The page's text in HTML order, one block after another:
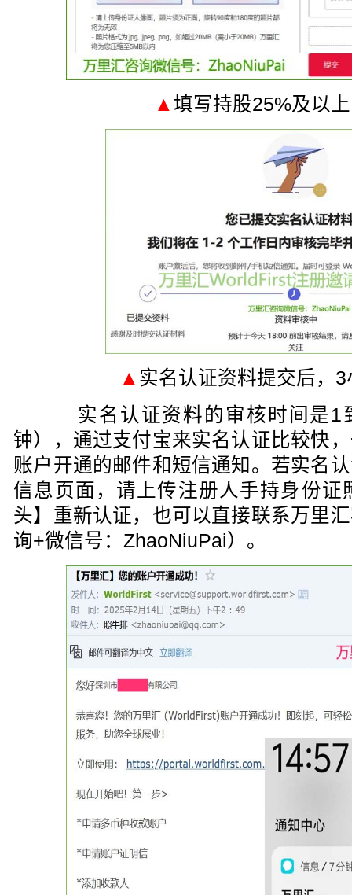
▲ 填写持股25%及以
▲ 实名认证资料提交后，
实名认证资料的审核时间是1
钟），通过支付宝来实名认证比较快
账户开通的邮件和短信通知。若实名
信息页面，请上传注册人手持身份证
头】重新认证，也可以直接联系万里
询+微信号：ZhaoNiuPai）。